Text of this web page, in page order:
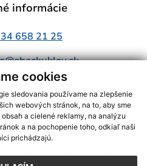
cookies
sledovania používame na zlepšenie
webových stránok, na to, aby sme
a cielené reklamy, na analýzu
a na pochopenie toho, odkiaľ naši
prichádzajú.
informácie
658 21 25
informácií s využitím RSS
2,Mapa stránok,web portál
,domény,registrácia domény